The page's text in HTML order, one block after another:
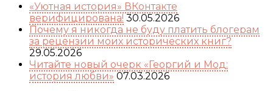
«Уютная история» ВКонтакте
верифицирована! 30.05.2026
Почему я никогда не буду платить блогерам
за рецензии моих исторических книг?
29.05.2026
Читайте новый очерк «Георгий и Мод:
история любви» 07.03.2026